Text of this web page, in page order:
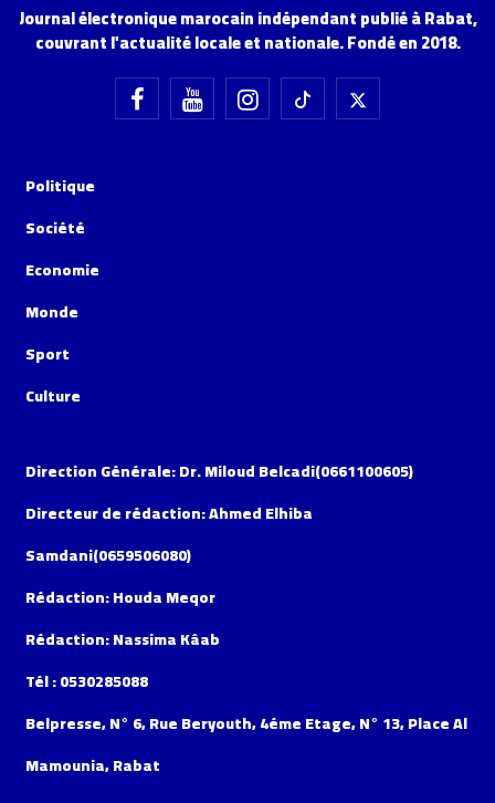
Journal électronique marocain indépendant publié à Rabat,
couvrant l'actualité locale et nationale. Fondé en 2018.
Politique
Société
Economie
Monde
Sport
Culture
Direction Générale: Dr. Miloud Belcadi(0661100605)
Directeur de rédaction: Ahmed Elhiba
Samdani(0659506080)
Rédaction: Houda Meqor
Rédaction: Nassima Kâab
Tél : 0530285088
Belpresse, N° 6, Rue Beryouth, 4éme Etage, N° 13, Place Al
Mamounia, Rabat